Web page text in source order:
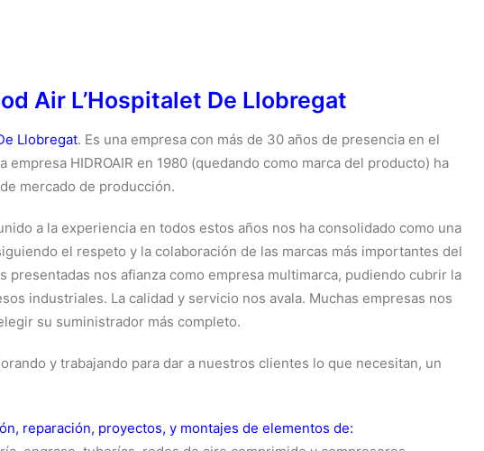
Air L’Hospitalet De Llobregat
Llobregat. Es una empresa con más de 30 años de presencia en el
HIDROAIR en 1980 (quedando como marca del producto) ha
mercado de producción.
a la experiencia en todos estos años nos ha consolidado como una
el respeto y la colaboración de las marcas más importantes del
presentadas nos afianza como empresa multimarca, pudiendo cubrir la
industriales. La calidad y servicio nos avala. Muchas empresas nos
su suministrador más completo.
y trabajando para dar a nuestros clientes lo que necesitan, un
reparación, proyectos, y montajes de elementos de: